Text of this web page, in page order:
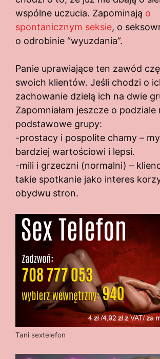
wspólne uczucia. Zapominają o
spontanicznym seksie, o
o odrobinie “wyuzdania”.
Panie uprawiające ten zawód
swoich klientów. Jeśli chodzi o
zachowanie dzielą ich na dwie
Zapomniałam jeszcze o podziale
podstawowe grupy:
-prostacy i pospolite chamy –
bardziej wartościowi i lepsi.
-mili i grzeczni (normalni) –
takie spotkanie jako interes
obydwu stron.
Tani sextelefon